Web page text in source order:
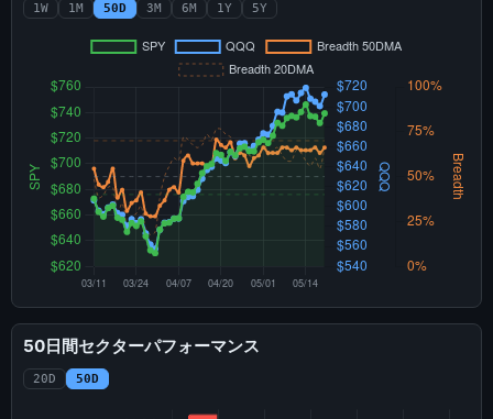
1W 1M 50D 3M 6M 1Y 5Y
50日間セクターパフォーマンス
20D 50D